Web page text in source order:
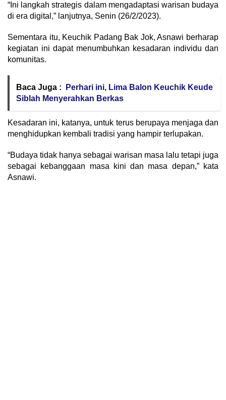
“Ini langkah strategis dalam mengadaptasi warisan budaya
di era digital,” lanjutnya, Senin (26/2/2023).
Sementara itu, Keuchik Padang Bak Jok, Asnawi berharap
kegiatan ini dapat menumbuhkan kesadaran individu dan
komunitas.
Baca Juga :
Perhari ini, Lima Balon Keuchik Keude
Siblah Menyerahkan Berkas
Kesadaran ini, katanya, untuk terus berupaya menjaga dan
menghidupkan kembali tradisi yang hampir terlupakan.
“Budaya tidak hanya sebagai warisan masa lalu tetapi juga
sebagai kebanggaan masa kini dan masa depan,” kata
Asnawi.